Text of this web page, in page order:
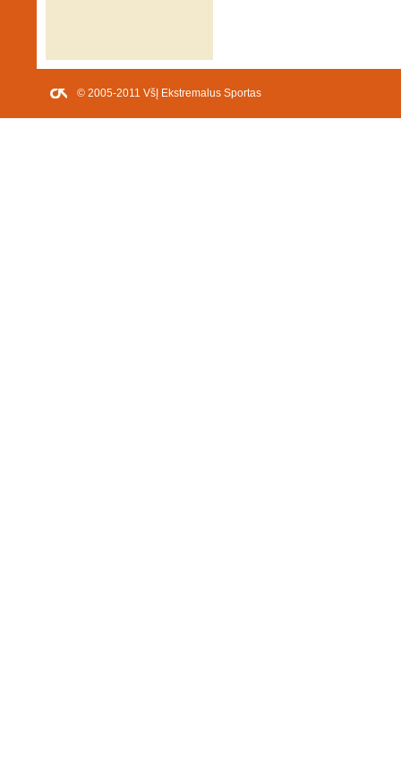
© 2005-2011 VšĮ Ekstremalus Sportas